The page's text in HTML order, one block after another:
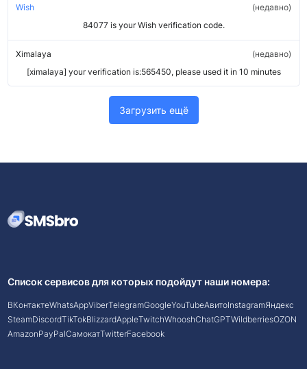
Wish
84077 is your Wish verification code.
недавно
Ximalaya
[ximalaya] your verification is:565450, please used it in 10 minutes
недавно
Загрузить ещё
Список сервисов для которых подойдут наши номера:
ВКонтактеWhatsAppViberTelegramGoogleYouTubeАвитоInstagramЯндекс
SteamDiscordTikTokBlizzardAppleTwitchWhooshChatGPTWildberriesOZON
AmazonPayPalСамокатTwitterFacebook